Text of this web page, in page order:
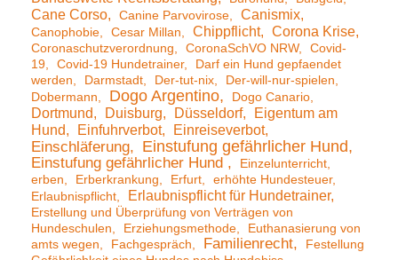
Cane Corso Canine Parvovirose Canismix
Canophobie Cesar Millan Chippflicht Corona Krise
Coronaschutzverordnung CoronaSchVO NRW
Covid-
19
Covid-19 Hundetrainer
Darf ein Hund gepfaendet
werden
Darmstadt Der-tut-nix
Der-will-nur-spielen
Dobermann
Dogo Argentino Dogo Canario
Dortmund Duisburg Düsseldorf
Eigentum am
Hund
Einfuhrverbot Einreiseverbot
Einschläferung Einstufung gefährlicher Hund
Einstufung gefährlicher Hund
Einzelunterricht
erben
Erberkrankung Erfurt
erhöhte Hundesteuer
Erlaubnispflicht
Erlaubnispflicht für Hundetrainer
Erstellung und Überprüfung von Verträgen von
Hundeschulen
Erziehungsmethode
Euthanasierung von
amts wegen
Fachgespräch Familienrecht
Festellung